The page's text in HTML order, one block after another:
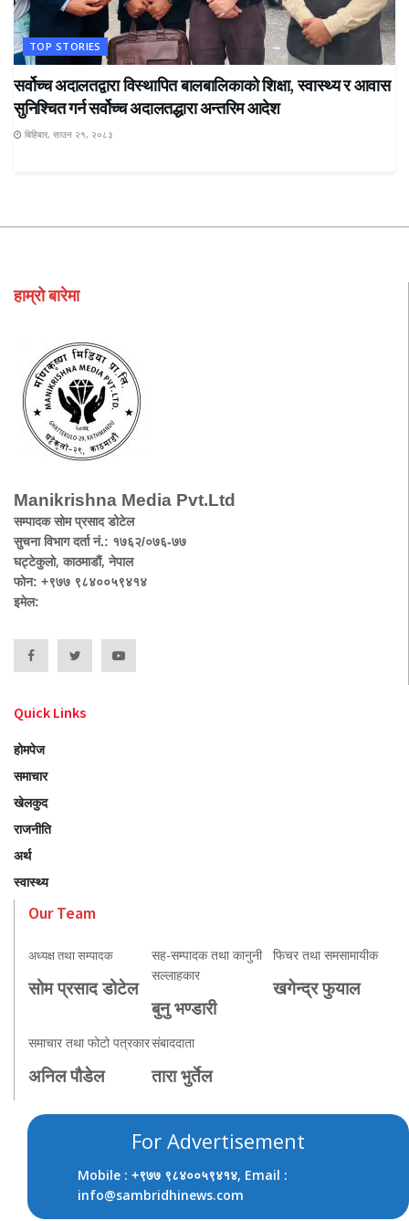
TOP STORIES
सर्वोच्च अदालतद्वारा विस्थापित बालबालिकाको शिक्षा, स्वास्थ्य र आवास
सुनिश्चित गर्न सर्वोच्च अदालतद्धारा अन्तरिम आदेश
बिहिबार, साउन २१, २०८३
हाम्रो बारेमा
Manikrishna Media Pvt.Ltd
सम्पादक सोम प्रसाद डोटेल
सुचना विभाग दर्ता नं.: १७६२/०७६-७७
घट्टेकुलो, काठमाडौं, नेपाल
फोन: +९७७ ९८४००५९४१४
इमेल:
Quick Links
होमपेज
समाचार
खेलकुद
राजनीति
अर्थ
स्वास्थ्य
Our Team
अध्यक्ष तथा सम्पादक
सोम प्रसाद डोटेल
सह-सम्पादक तथा कानुनी
सल्लाहकार
बुनु भण्डारी
फिचर तथा समसामायीक
खगेन्द्र फुयाल
समाचार तथा फोटो पत्रकार
अनिल पौडेल
संबाददाता
तारा भुर्तेल
For Advertisement
Mobile : +९७७ ९८४००५९४१४, Email :
info@sambridhinews.com